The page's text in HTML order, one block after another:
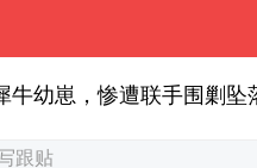
牛幼崽，惨遭联手围剿